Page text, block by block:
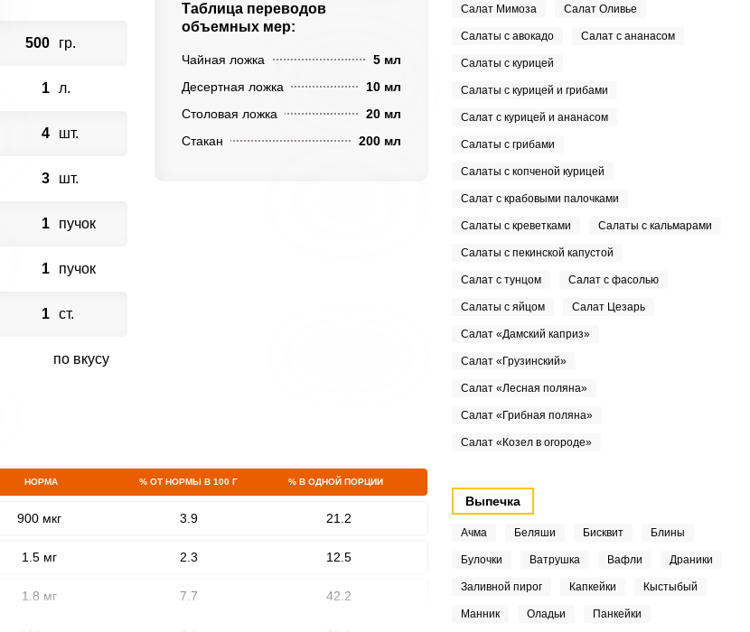
500 гр.
1 л.
4 шт.
3 шт.
1 пучок
1 пучок
1 ст.
по вкусу
Таблица переводов
объемных мер:
Чайная ложка
5 мл
Десертная ложка
10 мл
Столовая ложка
20 мл
Стакан
200 мл
НОРМА % ОТ НОРМЫ В 100 Г % В ОДНОЙ ПОРЦИИ
900 мкг 3.9 21.2
1.5 мг 2.3 12.5
1.8 мг 7.7 42.2
Салат Мимоза Салат Оливье
Салаты с авокадо Салат с ананасом
Салаты с курицей
Салаты с курицей и грибами
Салат с курицей и ананасом
Салаты с грибами
Салаты с копченой курицей
Салат с крабовыми палочками
Салаты с креветками Салаты с кальмарами
Салаты с пекинской капустой
Салат с тунцом Салат с фасолью
Салаты с яйцом Салат Цезарь
Салат «Дамский каприз»
Салат «Грузинский»
Салат «Лесная поляна»
Салат «Грибная поляна»
Салат «Козел в огороде»
Выпечка
Ачма Беляши Бисквит Блины
Булочки Ватрушка Вафли Драники
Заливной пирог Капкейки Кыстыбый
Манник Оладьи Панкейки